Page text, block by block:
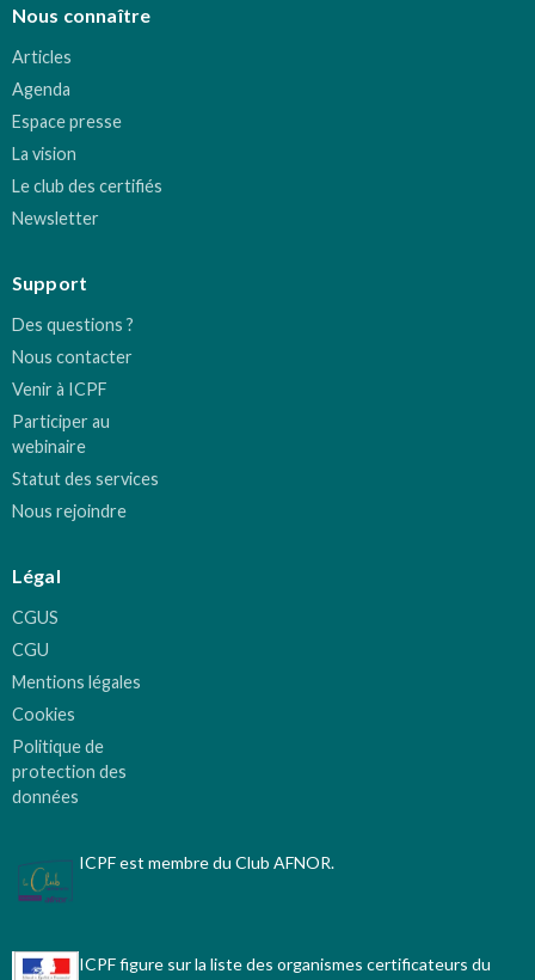
Nous connaître
Articles
Agenda
Espace presse
La vision
Le club des certifiés
Newsletter
Support
Des questions ?
Nous contacter
Venir à ICPF
Participer au
webinaire
Statut des services
Nous rejoindre
Légal
CGUS
CGU
Mentions légales
Cookies
Politique de
protection des
données
ICPF est membre du Club AFNOR.
ICPF figure sur la liste des organismes certificateurs du